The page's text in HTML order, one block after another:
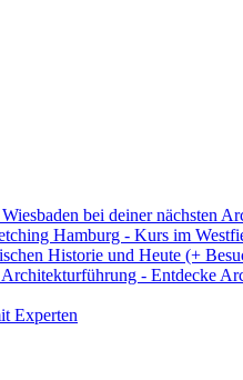
bei deiner nächsten
Hamburg - Kurs im
Historie und Heute (+
- Entdecke
Experten